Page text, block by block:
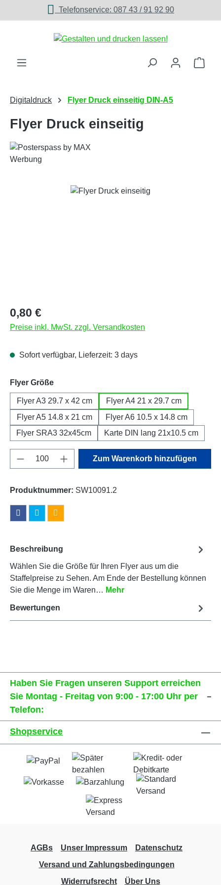
Zum Hauptinhalt springenTelefonservice: 087 43 / 91 92 90
Digitaldruck Flyer Druck einseitig DIN-A5
Flyer Druck einseitig
Bildergalerie überspringen
Regulärer Preis:
0,80 €
Preise inkl. MwSt. zzgl. Versandkosten
Sofort verfügbar, Lieferzeit: 3 days
Flyer Größeauswählen
Flyer A3 29.7 x 42 cm
Flyer A4 21 x 29.7 cm
Flyer A5 14.8 x 21 cm
Flyer A6 10.5 x 14.8 cm
Flyer SRA3 32x45cm
Karte DIN lang 21x10.5 cm
Produkt Anzahl: Gib den gewünschten
Zum Warenkorb hinzufügen
Produktnummer: SW10091.2
Beschreibung
Wählen Sie die Größe für Ihren Flyer aus um die
Staffelpreise zu Sehen. Am Ende der Bestellung können
Sie die Menge im Waren… Mehr
Bewertungen
Haben Sie Fragen unseren Support erreichen
Sie Montag - Freitag von 9:00 - 17:00 Uhr per
Telefon:
Shopservice
AGBs Unser Impressum
Datenschutz
Versand und Zahlungsbedingungen
Widerrufsrecht
Über Uns